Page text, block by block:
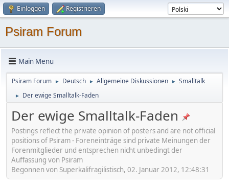
Einloggen Registrieren
Psiram Forum
Main Menu
Psiram Forum ► Deutsch ► Allgemeine Diskussionen ► Smalltalk
► Der ewige Smalltalk-Faden
Der ewige Smalltalk-Faden
Postings reflect the private opinion of posters and are not official
positions of Psiram - Foreneinträge sind private Meinungen der
Forenmitglieder und entsprechen nicht unbedingt der
Auffassung von Psiram
Begonnen von Superkalifragilistisch, 02. Januar 2012, 12:48:31